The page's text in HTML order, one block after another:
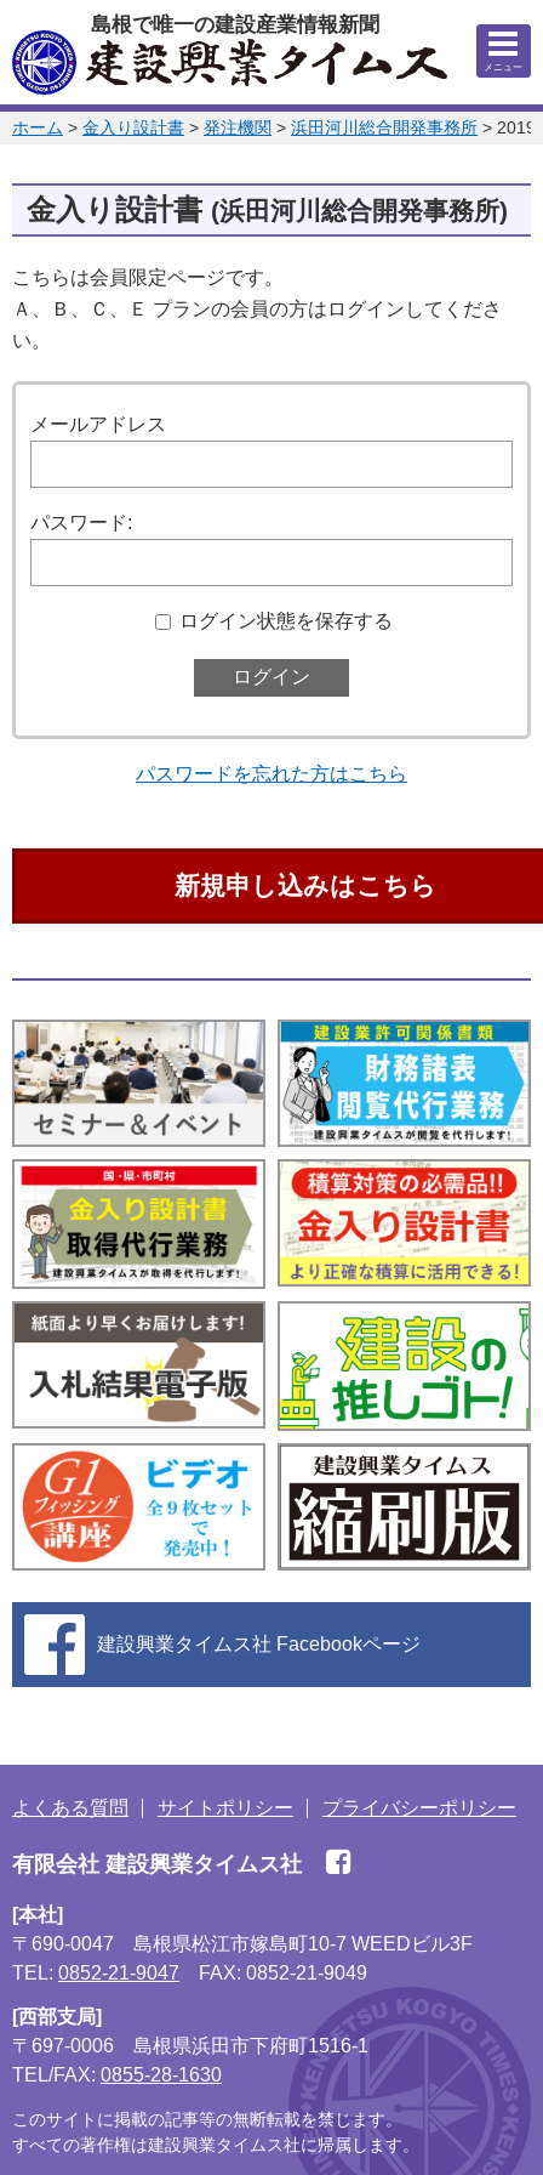
このページの本文へ
島根で唯一の建設産業情報新聞
メニュー
このページの位置:
ホーム > 金入り設計書 > 発注機関 > 浜田河川総合開発事務所 > 2019
金入り設計書 (浜田河川総合開発事務所)
こちらは会員限定ページです。
Ａ、Ｂ、Ｃ、Ｅ プランの会員の方はログインしてくださ
い。
メールアドレス
パスワード:
ログイン状態を保存する
パスワードを忘れた方はこちら
新規申し込みはこちら
建設興業タイムス社 Facebookページ
よくある質問 サイトポリシー プライバシーポリシー
有限会社 建設興業タイムス社
[本社]
〒690-0047
島根県松江市嫁島町10-7 WEEDビル3F
TEL: 0852-21-9047 FAX: 0852-21-9049
[西部支局]
〒697-0006
島根県浜田市下府町1516-1
TEL/FAX: 0855-28-1630
このサイトに掲載の記事等の無断転載を禁じます。
すべての著作権は建設興業タイムス社に帰属します。